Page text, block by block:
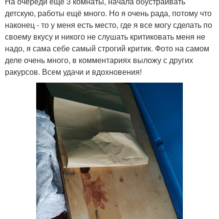
детскую, работы ещё много. Но я очень рада, потому что
наконец - то у меня есть место, где я все могу сделать по
своему вкусу и никого не слушать критиковать меня не
надо, я сама себе самый строгий критик. Фото на самом
деле очень много, в комментариях выложу с других
ракурсов. Всем удачи и вдохновения!